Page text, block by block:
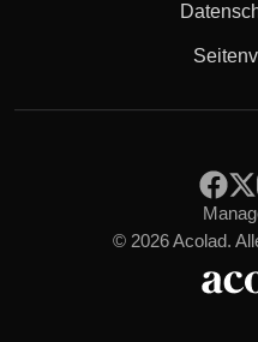
© 2026 Acolad.